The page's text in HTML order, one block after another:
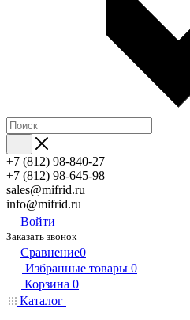
+7 (812) 98-840-27
+7 (812) 98-645-98
sales@mifrid.ru
info@mifrid.ru
Войти
Заказать звонок
Сравнение0
Избранные товары 0
Корзина 0
Каталог